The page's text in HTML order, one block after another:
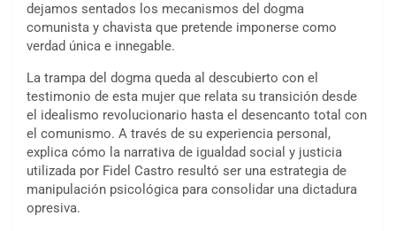
dejamos sentados los mecanismos del dogma
comunista y chavista que pretende imponerse como
verdad única e innegable.
La trampa del dogma queda al descubierto con el
testimonio de esta mujer que relata su transición desde
el idealismo revolucionario hasta el desencanto total con
el comunismo. A través de su experiencia personal,
explica cómo la narrativa de igualdad social y justicia
utilizada por Fidel Castro resultó ser una estrategia de
manipulación psicológica para consolidar una dictadura
opresiva.